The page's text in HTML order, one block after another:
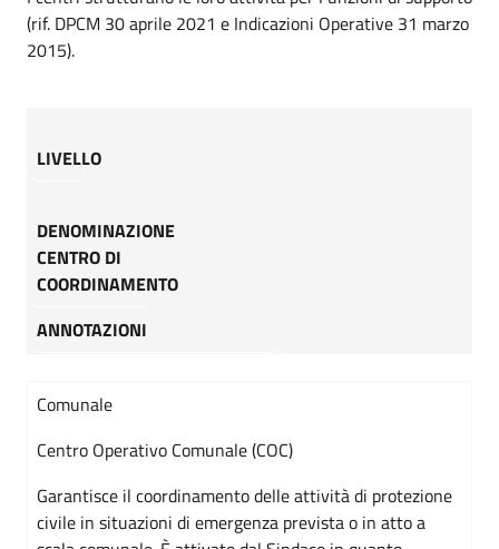
(rif. DPCM 30 aprile 2021 e Indicazioni Operative 31 marzo
2015).
LIVELLO
DENOMINAZIONE
CENTRO DI
COORDINAMENTO
ANNOTAZIONI
Comunale
Centro Operativo Comunale (COC)
Garantisce il coordinamento delle attività di protezione
civile in situazioni di emergenza prevista o in atto a